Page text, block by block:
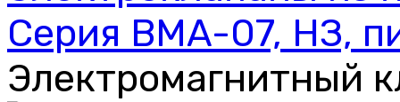
Серия BMA-07, НЗ,
Электромагнитный